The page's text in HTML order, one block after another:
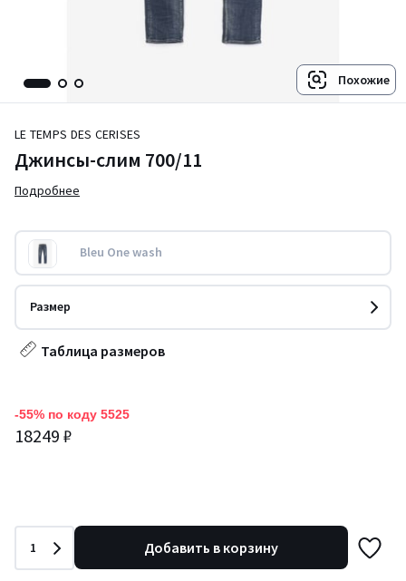
Похожие
LE TEMPS DES CERISES
Джинсы-слим 700/11
Подробнее
Bleu One wash
Размер
Таблица размеров
-55% по коду 5525
18249 ₽
Количество
1 Добавить в корзину